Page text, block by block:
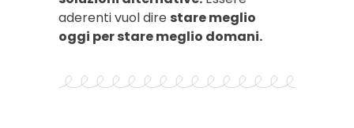
aderenti vuol dire stare meglio
oggi per stare meglio domani.